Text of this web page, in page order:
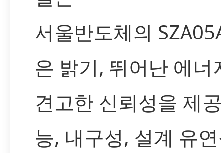
서울반도체의
은 밝기, 뛰어난 에너
견고한 신뢰성을 제
능, 내구성, 설계 유